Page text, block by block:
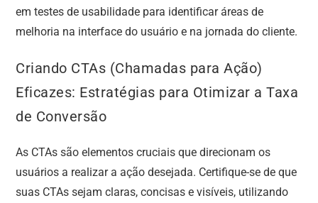
em testes de usabilidade para identificar áreas de
melhoria na interface do usuário e na jornada do cliente.
Criando CTAs (Chamadas para Ação)
Eficazes: Estratégias para Otimizar a Taxa
de Conversão
As CTAs são elementos cruciais que direcionam os
usuários a realizar a ação desejada. Certifique-se de que
suas CTAs sejam claras, concisas e visíveis, utilizando